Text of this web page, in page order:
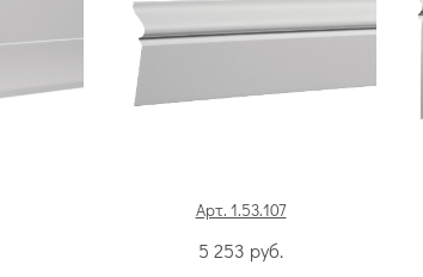
Арт. 1.53.107
5 253 руб.